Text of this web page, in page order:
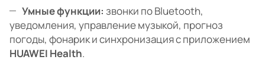
Умные функции: звонки по Bluetooth,
уведомления, управление музыкой, прогноз
погоды, фонарик и синхронизация с приложением
HUAWEI Health.